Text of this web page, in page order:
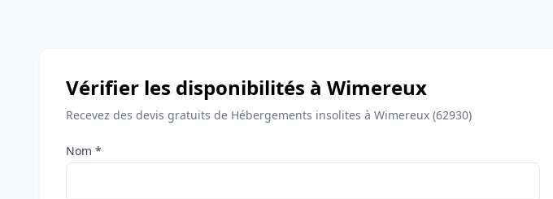
Vérifier les disponibilités à Wimereux
Recevez des devis gratuits de Hébergements insolites à Wimereux (62930)
Nom *